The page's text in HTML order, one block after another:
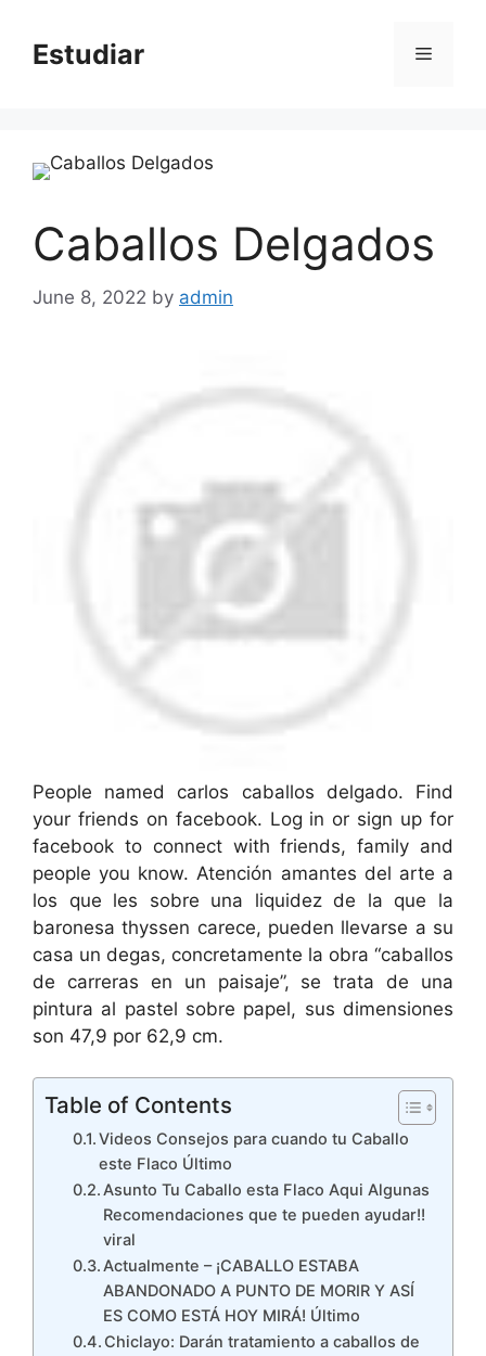
contentEstudiar Menu
Caballos Delgados
June 8, 2022 by admin
People named carlos caballos delgado. Find
your friends on facebook. Log in or sign up for
facebook to connect with friends, family and
people you know. Atención amantes del arte a
los que les sobre una liquidez de la que la
baronesa thyssen carece, pueden llevarse a su
casa un degas, concretamente la obra “caballos
de carreras en un paisaje”, se trata de una
pintura al pastel sobre papel, sus dimensiones
son 47,9 por 62,9 cm.
Table of Contents
Videos Consejos para cuando tu Caballo
este Flaco Último
Asunto Tu Caballo esta Flaco Aqui Algunas
Recomendaciones que te pueden ayudar!!
viral
Actualmente – ¡CABALLO ESTABA
ABANDONADO A PUNTO DE MORIR Y ASÍ
ES COMO ESTÁ HOY MIRÁ! Último
Chiclayo: Darán tratamiento a caballos de